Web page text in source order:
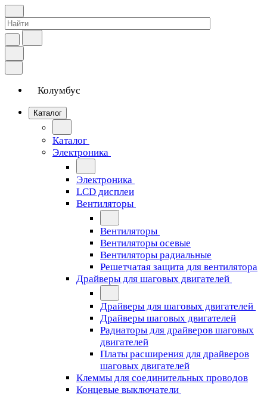
Колумбус
Каталог
Каталог
Электроника
Электроника
LCD дисплеи
Вентиляторы
Вентиляторы
Вентиляторы осевые
Вентиляторы радиальные
Решетчатая защита для вентилятора
Драйверы для шаговых двигателей
Драйверы для шаговых двигателей
Драйверы шаговых двигателей
Радиаторы для драйверов шаговых
двигателей
Платы расширения для драйверов
шаговых двигателей
Клеммы для соединительных проводов
Концевые выключатели